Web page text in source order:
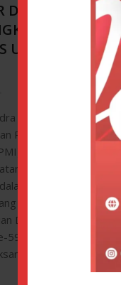
KE-
(UJB)
Palang
bentuk
Dies
59.
di
59